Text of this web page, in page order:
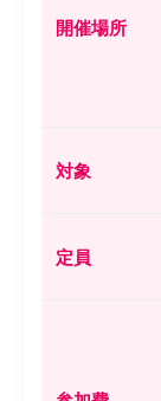
開催場所
対象
定員